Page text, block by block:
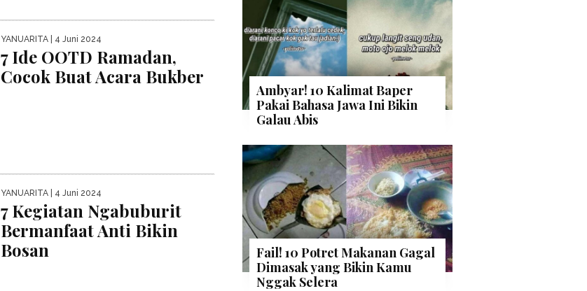
YANUARITA | 4 Juni 2024
7 Ide OOTD Ramadan,
Cocok Buat Acara Bukber
YANUARITA | 4 Juni 2024
7 Kegiatan Ngabuburit
Bermanfaat Anti Bikin
Bosan
Ambyar! 10 Kalimat Baper
Pakai Bahasa Jawa Ini Bikin
Galau Abis
Fail! 10 Potret Makanan Gagal
Dimasak yang Bikin Kamu
Nggak Selera